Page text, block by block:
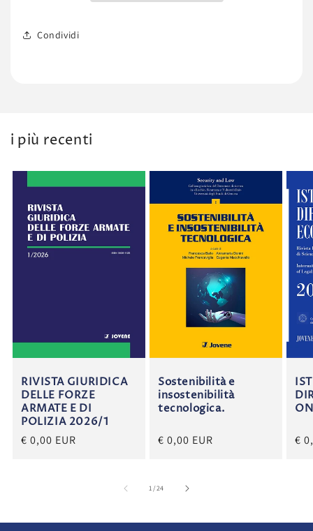
Condividi
i più recenti
RIVISTA GIURIDICA
DELLE FORZE
ARMATE E DI
POLIZIA 2026/1
€ 0,00 EUR
Sostenibilità e
insostenibilità
tecnologica.
€ 0,00 EUR €
1/su
24